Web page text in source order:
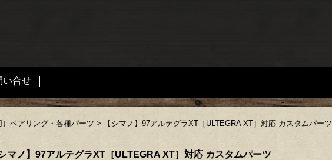
い合せ
ベアリング・各種パーツ > 【シマノ】97アルテグラXT［ULTEGRA XT］対応 カスタムパーツ
シマノ】97アルテグラXT［ULTEGRA XT］対応 カスタムパーツ